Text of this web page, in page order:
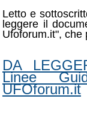
Letto e
leggere il
Ufoforum.it", che
DA
Linee
UFOforum.it